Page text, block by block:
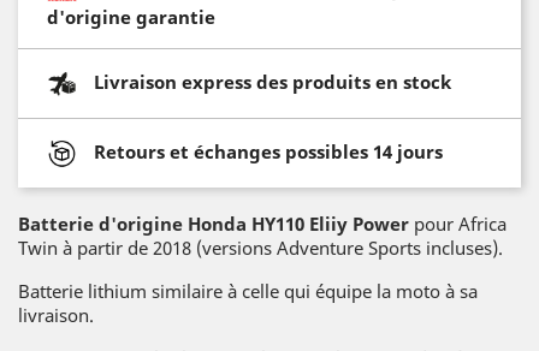
d'origine garantie
Livraison express des produits en stock
Retours et échanges possibles 14 jours
Batterie d'origine Honda HY110 Eliiy Power pour Africa
Twin à partir de 2018 (versions Adventure Sports incluses).
Batterie lithium similaire à celle qui équipe la moto à sa
livraison.